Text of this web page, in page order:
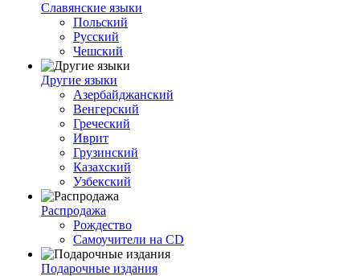
Славянские языки
Польский
Русский
Чешский
Другие языки
Азербайджанский
Венгерский
Греческий
Иврит
Грузинский
Казахский
Узбекский
Распродажа
Рождество
Самоучители на CD
Подарочные издания